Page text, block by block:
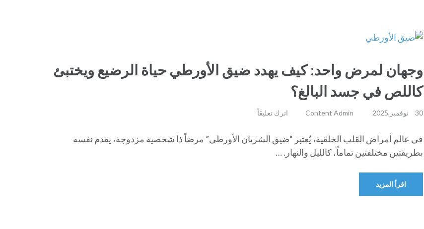
وجهان لمرض واحد: كيف يهدد ضيق الأورطي حياة الرضيع ويختبئ
كاللص في جسد البالغ؟
30 نوفمبر,2025 Content Admin اترك تعليقاً
في عالم أمراض القلب الخلقية، يُعتبر “ضيق الشريان الأورطي” مرضاً ذا شخصية مزدوجة، يقدم نفسه
بطريقتين مختلفتين تماماً، كالليل والنهار. …
اقرأ المزيد